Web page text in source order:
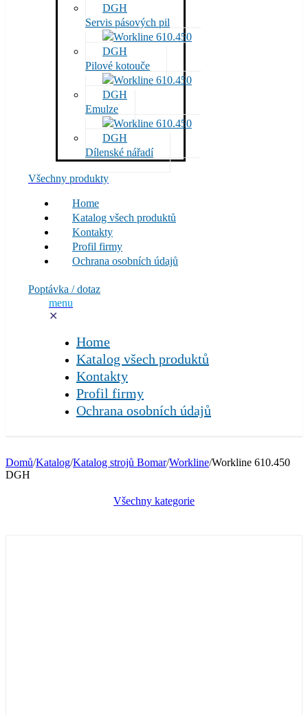
Servis pásových pil
Pilové kotouče
Emulze
Dílenské nářadí
Všechny produkty
Home
Katalog všech produktů
Kontakty
Profil firmy
Ochrana osobních údajů
Poptávka / dotaz
menu
✕
Home
Katalog všech produktů
Kontakty
Profil firmy
Ochrana osobních údajů
Domů/Katalog/Katalog strojů Bomar/Workline/Workline 610.450
DGH
Všechny kategorie